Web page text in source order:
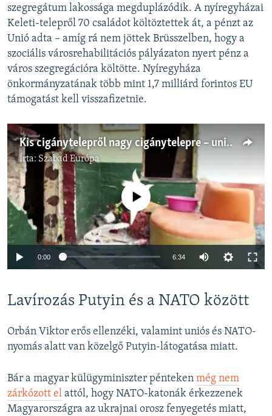
szegregátum lakossága megduplázódik. A nyíregyházai
Keleti-telepről 70 családot költöztettek át, a pénzt az
Unió adta – amíg rá nem jöttek Brüsszelben, hogy a
szociális városrehabilitációs pályázaton nyert pénz a
város szegregációra költötte. Nyíregyháza
önkormányzatának több mint 1,7 milliárd forintos EU
támogatást kell visszafizetnie.
Kis cigánytelepről nagy cigánytelepre – uniós pénzből
Írta: Szabad Európa
720p 1080p
Jelenleg nincs elérhető tartalom
0:00 6:34
360p
Lavírozás Putyin és a NATO között
Orbán Viktor erős ellenzéki, valamint uniós és NATO-
nyomás alatt van közelgő Putyin-látogatása miatt.
Bár a magyar külügyminiszter pénteken még nem
zárkózott el attól, hogy NATO-katonák érkezzenek
Magyarországra az ukrajnai orosz fenyegetés miatt,